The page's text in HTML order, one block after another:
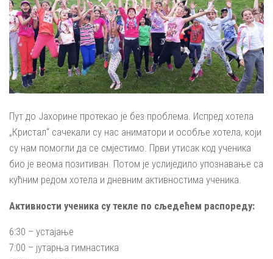
Пут до Јахорине протекао је без проблема. Испред хотела
„Кристал“ сачекали су нас аниматори и особље хотела, који
су нам помогли да се смјестимо. Први утисак код ученика
био је веома позитиван. Потом је услиједило упознавање са
кућним редом хотела и дневним активностима ученика.
Активности ученика су текле по сљедећем распореду:
6:30 – устајање
7:00 – јутарња гимнастика